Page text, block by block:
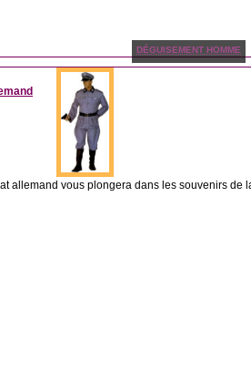
DÉGUISEMENT HOMME
allemand vous plongera dans les souvenirs de